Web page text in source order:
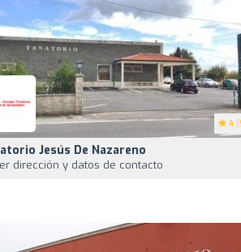
4
Jesús De Nazareno
dirección y datos de contacto